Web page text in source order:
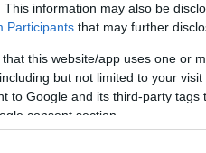
This information may also be
Participants that may further
that this website/app uses one or
but not limited to your
to Google and its third-party
consent section.
med sin frånvaro.
fyra av fem stjärnor i
bedömdes